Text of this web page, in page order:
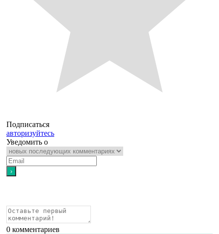
Подписаться
авторизуйтесь
Уведомить о
0 комментариев